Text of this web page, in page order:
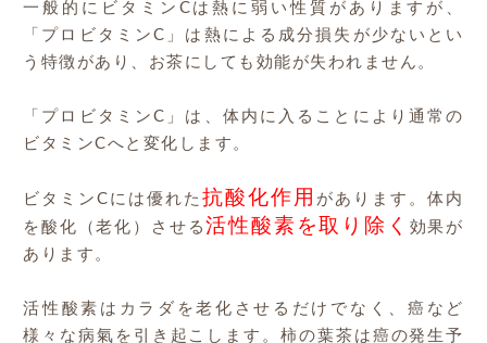
一般的にビタミンCは熱に弱い性質がありますが、
「プロビタミンC」は熱による成分損失が少ないとい
う特徴があり、お茶にしても効能が失われません。
「プロビタミンC」は、体内に入ることにより通常の
ビタミンCへと変化します。
ビタミンCには優れた抗酸化作用 があります。体内
を酸化（老化）させる活性酸素を取り除く 効果が
あります。
活性酸素はカラダを老化させるだけでなく、癌など
様々な病氣を引き起こします。柿の葉茶は癌の発生予